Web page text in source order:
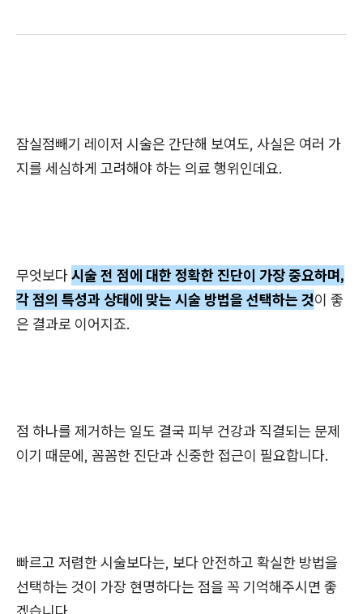
잠실점빼기 레이저 시술은 간단해 보여도, 사실은 여러 가
지를 세심하게 고려해야 하는 의료 행위인데요.
무엇보다시술 전 점에 대한 정확한 진단이 가장 중요하며,
각 점의 특성과 상태에 맞는 시술 방법을 선택하는 것이 좋
은 결과로 이어지죠.
점 하나를 제거하는 일도 결국 피부 건강과 직결되는 문제
이기 때문에, 꼼꼼한 진단과 신중한 접근이 필요합니다.
빠르고 저렴한 시술보다는, 보다 안전하고 확실한 방법을
선택하는 것이 가장 현명하다는 점을 꼭 기억해주시면 좋